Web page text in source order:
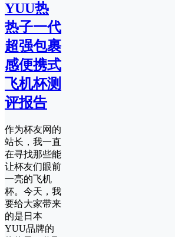
YUU热
热子一代
超强包裹
感便携式
飞机杯测
评报告
作为杯友网的
站长，我一直
在寻找那些能
让杯友们眼前
一亮的飞机
杯。今天，我
要给大家带来
的是日本
YUU品牌的